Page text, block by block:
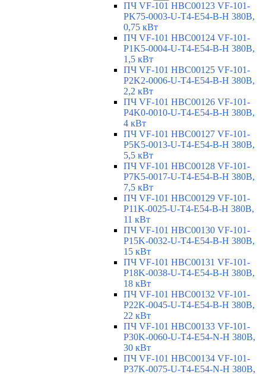
ПЧ VF-101 HBC00123 VF-101-
PK75-0003-U-T4-E54-B-H 380В,
0,75 кВт
ПЧ VF-101 HBC00124 VF-101-
P1K5-0004-U-T4-E54-B-H 380В,
1,5 кВт
ПЧ VF-101 HBC00125 VF-101-
P2K2-0006-U-T4-E54-B-H 380В,
2,2 кВт
ПЧ VF-101 HBC00126 VF-101-
P4K0-0010-U-T4-E54-B-H 380В,
4 кВт
ПЧ VF-101 HBC00127 VF-101-
P5K5-0013-U-T4-E54-B-H 380В,
5,5 кВт
ПЧ VF-101 HBC00128 VF-101-
P7K5-0017-U-T4-E54-B-H 380В,
7,5 кВт
ПЧ VF-101 HBC00129 VF-101-
P11K-0025-U-T4-E54-B-H 380В,
11 кВт
ПЧ VF-101 HBC00130 VF-101-
P15K-0032-U-T4-E54-B-H 380В,
15 кВт
ПЧ VF-101 HBC00131 VF-101-
P18K-0038-U-T4-E54-B-H 380В,
18 кВт
ПЧ VF-101 HBC00132 VF-101-
P22K-0045-U-T4-E54-B-H 380В,
22 кВт
ПЧ VF-101 HBC00133 VF-101-
P30K-0060-U-T4-E54-N-H 380В,
30 кВт
ПЧ VF-101 HBC00134 VF-101-
P37K-0075-U-T4-E54-N-H 380В,